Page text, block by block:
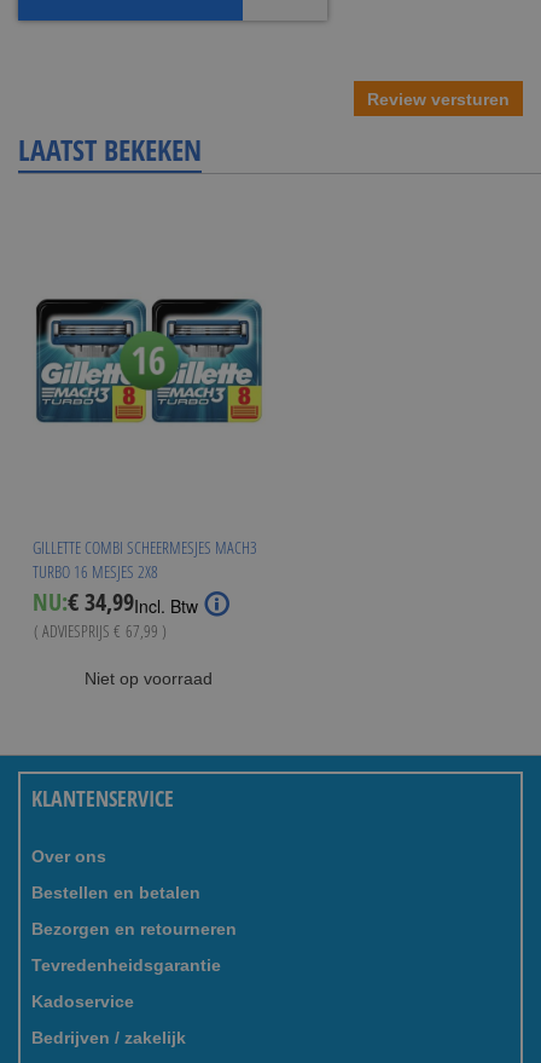
Review versturen
LAATST BEKEKEN
GILLETTE COMBI SCHEERMESJES MACH3
TURBO 16 MESJES 2X8
NU:Special
Price
€ 34,99Incl. Btw
( ADVIESPRIJS € 67,99 )
Niet op voorraad
KLANTENSERVICE
Over ons
Bestellen en betalen
Bezorgen en retourneren
Tevredenheidsgarantie
Kadoservice
Bedrijven / zakelijk